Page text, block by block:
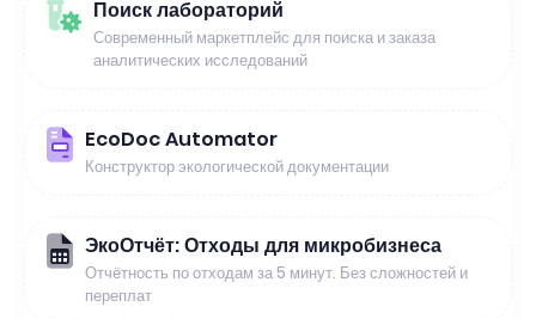
Поиск лабораторий
Современный маркетплейс для поиска и заказа
аналитических исследований
EcoDoc Automator
Конструктор экологической документации
ЭкоОтчёт: Отходы для микробизнеса
Отчётность по отходам за 5 минут. Без сложностей и
переплат